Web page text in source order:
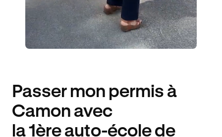
Passer mon permis à
Camon avec
la 1ère auto-école de